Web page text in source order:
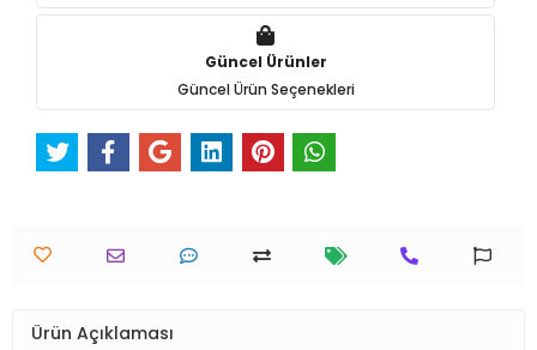
Güncel Ürünler
Güncel Ürün Seçenekleri
Ürün Açıklaması